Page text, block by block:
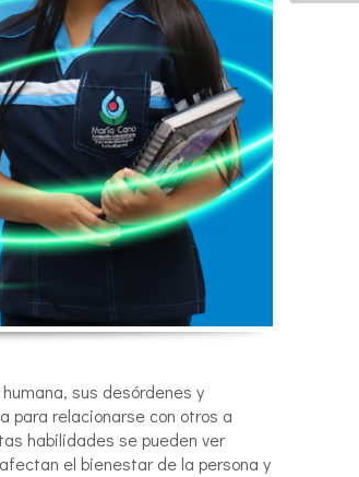
sus desórdenes y
para relacionarse con otros a
habilidades se pueden ver
el bienestar de la persona y